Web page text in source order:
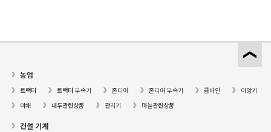
농업
트랙터 트랙터 부속기 존디어 존디어 부속기 콤바인
이앙기
야채
대두관련상품 관리기 마늘관련상품
건설 기계